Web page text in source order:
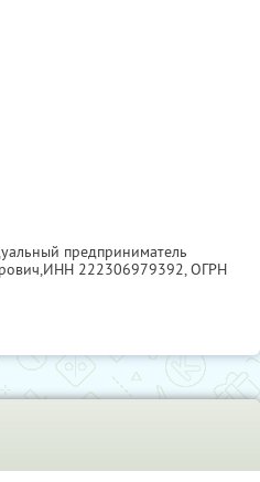
предприниматель
ИНН 222306979392, ОГРН